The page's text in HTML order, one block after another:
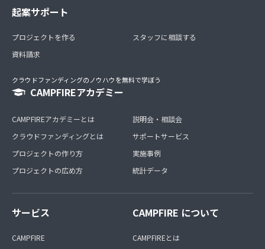
起案サポート
プロジェクトを作る
資料請求
スタッフに相談する
クラウドファンディングのノウハウを無料で学ぼう
CAMPFIREアカデミー
CAMPFIREアカデミーとは
クラウドファンディングとは
プロジェクトの作り方
プロジェクトの広め方
説明会・相談会
サポートサービス
実施事例
統計データ
サービス
CAMPFIRE
CAMPFIRE について
CAMPFIREとは